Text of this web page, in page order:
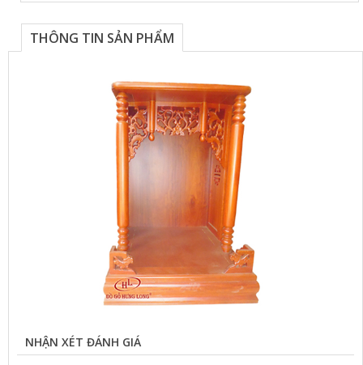
Lắp đặt miễn phí trong nội thành Hà Nội
Phương thức thanh toán chuyển khoản, hoặc tiền mặt
THÔNG TIN SẢN PHẨM
NHẬN XÉT ĐÁNH GIÁ